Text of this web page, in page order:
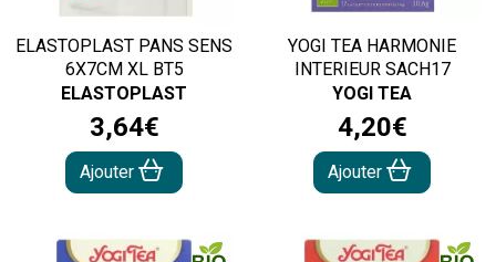
ELASTOPLAST PANS SENS
6X7CM XL BT5
ELASTOPLAST
3,64€
Ajouter
YOGI TEA HARMONIE
INTERIEUR SACH17
YOGI TEA
4,20€
Ajouter